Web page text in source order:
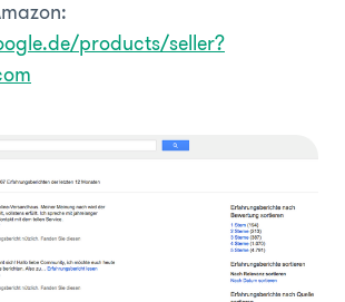
products/seller?